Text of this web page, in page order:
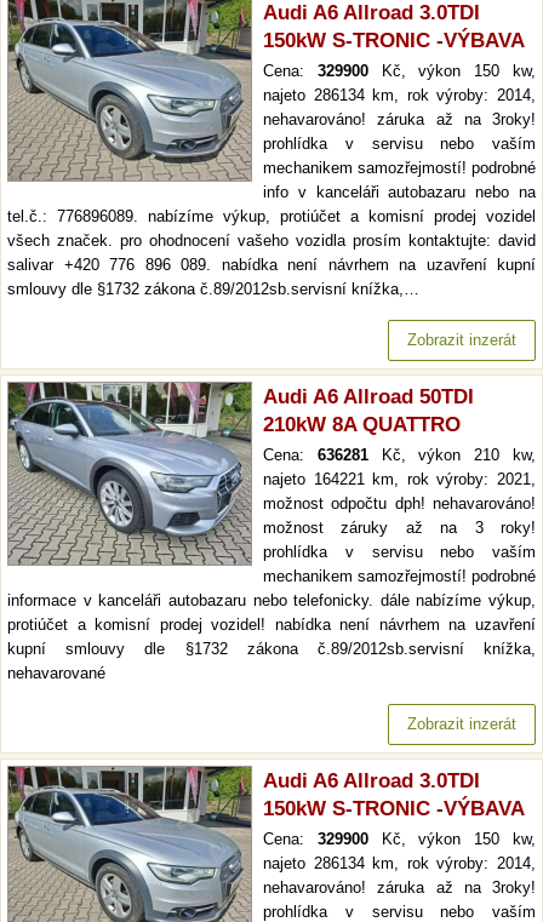
Audi A6 Allroad 3.0TDI
150kW S-TRONIC -VÝBAVA
Cena: 329900Kč, výkon 150 kw,
najeto 286134 km, rok výroby: 2014,
nehavarováno! záruka až na 3roky!
prohlídka v servisu nebo vaším
mechanikem samozřejmostí! podrobné
info v kanceláři autobazaru nebo na
tel.č.: 776896089. nabízíme výkup, protiúčet a komisní prodej vozidel
všech značek. pro ohodnocení vašeho vozidla prosím kontaktujte: david
salivar +420 776 896 089. nabídka není návrhem na uzavření kupní
smlouvy dle §1732 zákona č.89/2012sb.servisní knížka,…
Zobrazit inzerát
Audi A6 Allroad 50TDI
210kW 8A QUATTRO
Cena: 636281Kč, výkon 210 kw,
najeto 164221 km, rok výroby: 2021,
možnost odpočtu dph! nehavarováno!
možnost záruky až na 3 roky!
prohlídka v servisu nebo vaším
mechanikem samozřejmostí! podrobné
informace v kanceláři autobazaru nebo telefonicky. dále nabízíme výkup,
protiúčet a komisní prodej vozidel! nabídka není návrhem na uzavření
kupní smlouvy dle §1732 zákona č.89/2012sb.servisní knížka,
nehavarované
Zobrazit inzerát
Audi A6 Allroad 3.0TDI
150kW S-TRONIC -VÝBAVA
Cena: 329900Kč, výkon 150 kw,
najeto 286134 km, rok výroby: 2014,
nehavarováno! záruka až na 3roky!
prohlídka v servisu nebo vaším